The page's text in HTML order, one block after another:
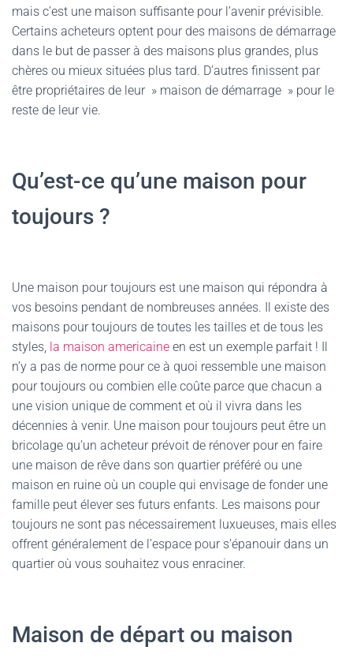
mais c’est une maison suffisante pour l’avenir prévisible.
Certains acheteurs optent pour des maisons de démarrage
dans le but de passer à des maisons plus grandes, plus
chères ou mieux situées plus tard. D’autres finissent par
être propriétaires de leur » maison de démarrage » pour le
reste de leur vie.
Qu’est-ce qu’une maison pour
toujours ?
Une maison pour toujours est une maison qui répondra à
vos besoins pendant de nombreuses années. Il existe des
maisons pour toujours de toutes les tailles et de tous les
styles, la maison americaine en est un exemple parfait ! Il
n’y a pas de norme pour ce à quoi ressemble une maison
pour toujours ou combien elle coûte parce que chacun a
une vision unique de comment et où il vivra dans les
décennies à venir. Une maison pour toujours peut être un
bricolage qu’un acheteur prévoit de rénover pour en faire
une maison de rêve dans son quartier préféré ou une
maison en ruine où un couple qui envisage de fonder une
famille peut élever ses futurs enfants. Les maisons pour
toujours ne sont pas nécessairement luxueuses, mais elles
offrent généralement de l’espace pour s’épanouir dans un
quartier où vous souhaitez vous enraciner.
Maison de départ ou maison